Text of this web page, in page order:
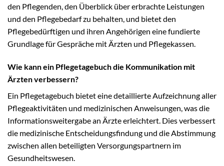
den Pflegenden, den Überblick über erbrachte Leistungen
und den Pflegebedarf zu behalten, und bietet den
Pflegebedürftigen und ihren Angehörigen eine fundierte
Grundlage für Gespräche mit Ärzten und Pflegekassen.
Wie kann ein Pflegetagebuch die Kommunikation mit
Ärzten verbessern?
Ein Pflegetagebuch bietet eine detaillierte Aufzeichnung aller
Pflegeaktivitäten und medizinischen Anweisungen, was die
Informationsweitergabe an Ärzte erleichtert. Dies verbessert
die medizinische Entscheidungsfindung und die Abstimmung
zwischen allen beteiligten Versorgungspartnern im
Gesundheitswesen.